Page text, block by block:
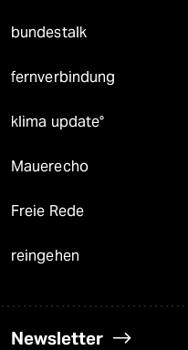
bundestalk
fernverbindung
klima update°
Mauerecho
Freie Rede
reingehen
Newsletter